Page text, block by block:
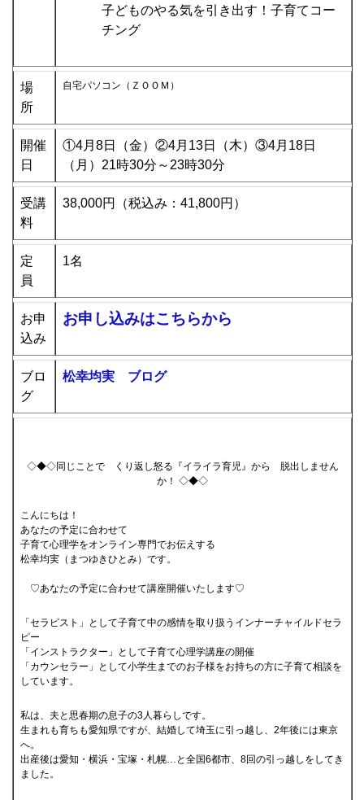
子どものやる気を引き出す！子育てコー
チング
場
所
自宅パソコン（ＺＯＯＭ）
開催
日
①4月8日（金）②4月13日（木）③4月18日
（月）21時30分～23時30分
受講
料
38,000円（税込み：41,800円）
定
員
1名
お申
込み
お申し込みはこちらから
ブロ
グ
松幸均実 ブログ
◇◆◇同じことで くり返し怒る『イライラ育児』から 脱出しません
か！ ◇◆◇
こんにちは！
あなたの予定に合わせて
子育て心理学をオンライン専門でお伝えする
松幸均実（まつゆきひとみ）です。
♡あなたの予定に合わせて講座開催いたします♡
「セラピスト」として子育て中の感情を取り扱うインナーチャイルドセラ
ピー
「インストラクター」として子育て心理学講座の開催
「カウンセラー」として小学生までのお子様をお持ちの方に子育て相談を
しています。
私は、夫と思春期の息子の3人暮らしです。
生まれも育ちも愛知県ですが、結婚して埼玉に引っ越し、2年後には東京
へ。
出産後は愛知・横浜・宝塚・札幌…と全国6都市、8回の引っ越しをしてき
ました。